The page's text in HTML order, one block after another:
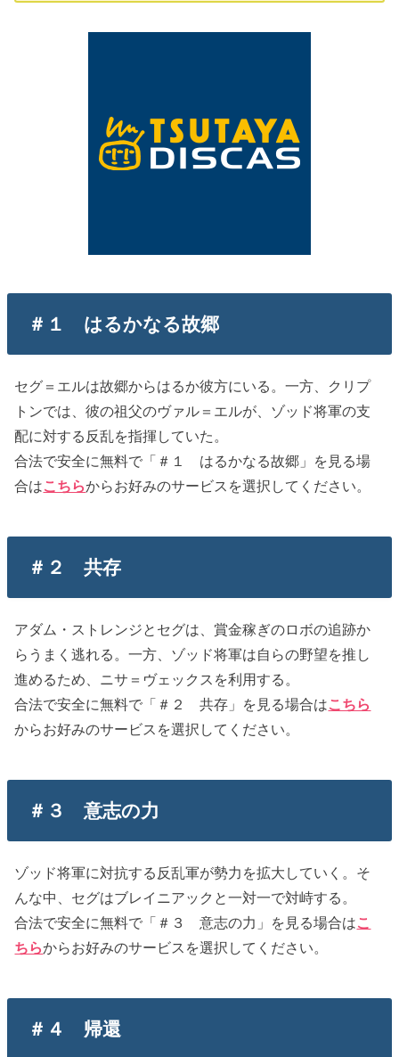
＃１ はるかなる故郷
セグ＝エルは故郷からはるか彼方にいる。一方、クリプ
トンでは、彼の祖父のヴァル＝エルが、ゾッド将軍の支
配に対する反乱を指揮していた。
合法で安全に無料で「＃１ はるかなる故郷」を見る場
合はこちらからお好みのサービスを選択してください。
＃２ 共存
アダム・ストレンジとセグは、賞金稼ぎのロボの追跡か
らうまく逃れる。一方、ゾッド将軍は自らの野望を推し
進めるため、ニサ＝ヴェックスを利用する。
合法で安全に無料で「＃２ 共存」を見る場合はこちら
からお好みのサービスを選択してください。
＃３ 意志の力
ゾッド将軍に対抗する反乱軍が勢力を拡大していく。そ
んな中、セグはブレイニアックと一対一で対峙する。
合法で安全に無料で「＃３ 意志の力」を見る場合はこ
ちらからお好みのサービスを選択してください。
＃４ 帰還